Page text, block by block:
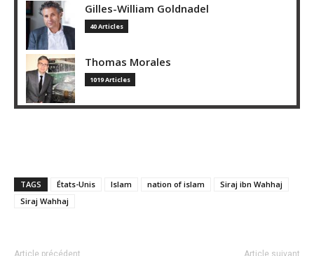
Gilles-William Goldnadel
40 Articles
Thomas Morales
1019 Articles
TAGS États-Unis Islam nation of islam
Siraj ibn Wahhaj
Siraj Wahhaj
Article précédent Article suivant